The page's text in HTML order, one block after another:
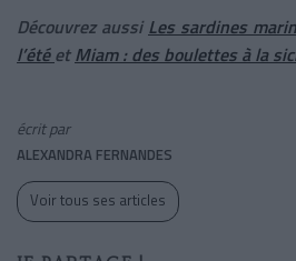
Découvrez aussi Les sardines
l’étéetMiam : des boulettes à la
écrit par
ALEXANDRA FERNANDES
Voir tous ses articles